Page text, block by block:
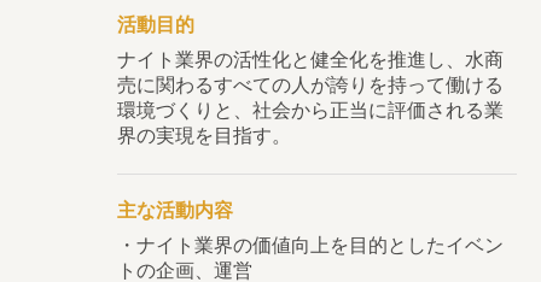
活動目的
ナイト業界の活性化と健全化を推進し、水商
売に関わるすべての人が誇りを持って働ける
環境づくりと、社会から正当に評価される業
界の実現を目指す。
主な活動内容
・ナイト業界の価値向上を目的としたイベン
トの企画、運営